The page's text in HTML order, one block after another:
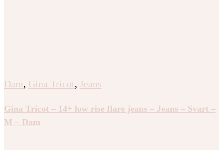
Dam, Gina Tricot, Jeans
Gina Tricot – 14+ low rise flare jeans – Jeans – Svart –
M – Dam